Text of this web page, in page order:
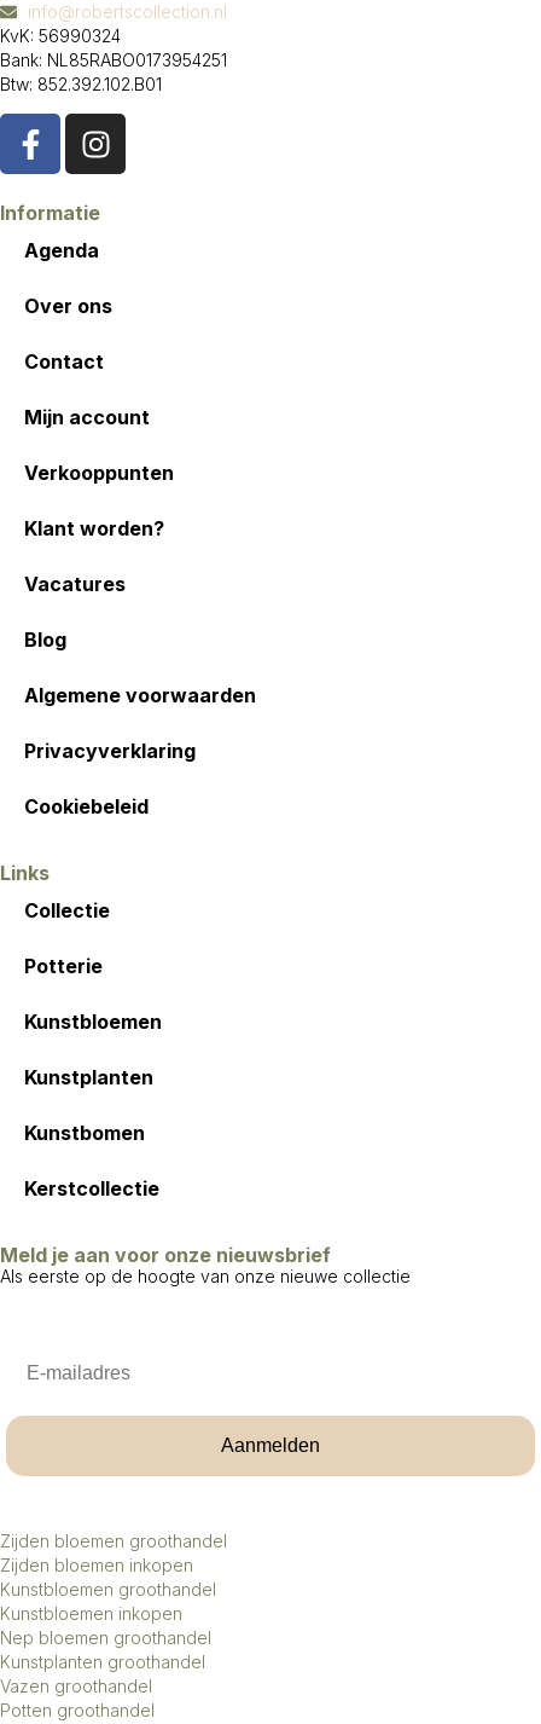
info@robertscollection.nl
KvK: 56990324
Bank: NL85RABO0173954251
Btw: 852.392.102.B01
Informatie
Agenda
Over ons
Contact
Mijn account
Verkooppunten
Klant worden?
Vacatures
Blog
Algemene voorwaarden
Privacyverklaring
Cookiebeleid
Links
Collectie
Potterie
Kunstbloemen
Kunstplanten
Kunstbomen
Kerstcollectie
Meld je aan voor onze nieuwsbrief
Als eerste op de hoogte van onze nieuwe collectie
Aanmelden
Zijden bloemen groothandel
Zijden bloemen inkopen
Kunstbloemen groothandel
Kunstbloemen inkopen
Nep bloemen groothandel
Kunstplanten groothandel
Vazen groothandel
Potten groothandel